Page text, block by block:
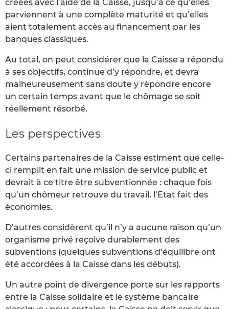
créées avec l’aide de la Caisse, jusqu’à ce qu’elles
parviennent à une complète maturité et qu’elles
aient totalement accès au financement par les
banques classiques.
Au total, on peut considérer que la Caisse a répondu
à ses objectifs, continue d’y répondre, et devra
malheureusement sans doute y répondre encore
un certain temps avant que le chômage se soit
réellement résorbé.
Les perspectives
Certains partenaires de la Caisse estiment que celle-
ci remplit en fait une mission de service public et
devrait à ce titre être subventionnée : chaque fois
qu’un chômeur retrouve du travail, l’Etat fait des
économies.
D’autres considèrent qu’il n’y a aucune raison qu’un
organisme privé reçoive durablement des
subventions (quelques subventions d’équilibre ont
été accordées à la Caisse dans les débuts).
Un autre point de divergence porte sur les rapports
entre la Caisse solidaire et le système bancaire